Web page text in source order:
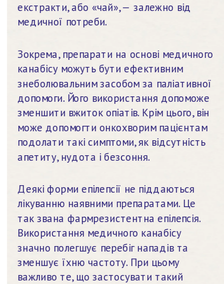
екстракти, або «чай», — залежно від
медичної потреби.
Зокрема, препарати на основі медичного
канабісу можуть бути ефективним
знеболювальним засобом за паліативної
допомоги. Його використання допоможе
зменшити вжиток опіатів. Крім цього, він
може допомогти онкохворим пацієнтам
подолати такі симптоми, як відсутність
апетиту, нудота і безсоння.
Деякі форми епілепсії не піддаються
лікуванню наявними препаратами. Це
так звана фармрезистентна епілепсія.
Використання медичного канабісу
значно полегшує перебіг нападів та
зменшує їхню частоту. При цьому
важливо те, що застосувати такий